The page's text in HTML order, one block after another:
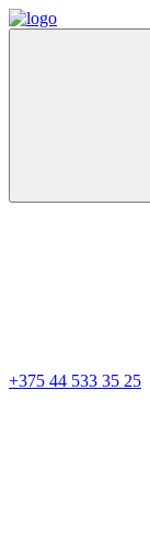
+375 44 533 35 25